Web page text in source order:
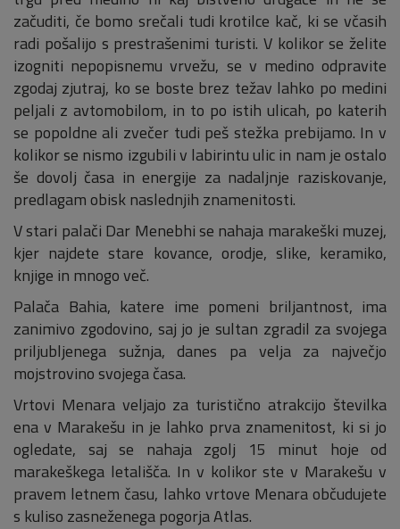
začuditi, če bomo srečali tudi krotilce kač, ki se včasih
radi pošalijo s prestrašenimi turisti. V kolikor se želite
izogniti nepopisnemu vrvežu, se v medino odpravite
zgodaj zjutraj, ko se boste brez težav lahko po medini
peljali z avtomobilom, in to po istih ulicah, po katerih
se popoldne ali zvečer tudi peš stežka prebijamo. In v
kolikor se nismo izgubili v labirintu ulic in nam je ostalo
še dovolj časa in energije za nadaljnje raziskovanje,
predlagam obisk naslednjih znamenitosti.
V stari palači Dar Menebhi se nahaja marakeški muzej,
kjer najdete stare kovance, orodje, slike, keramiko,
knjige in mnogo več.
Palača Bahia, katere ime pomeni briljantnost, ima
zanimivo zgodovino, saj jo je sultan zgradil za svojega
priljubljenega sužnja, danes pa velja za največjo
mojstrovino svojega časa.
Vrtovi Menara veljajo za turistično atrakcijo številka
ena v Marakešu in je lahko prva znamenitost, ki si jo
ogledate, saj se nahaja zgolj 15 minut hoje od
marakeškega letališča. In v kolikor ste v Marakešu v
pravem letnem času, lahko vrtove Menara občudujete
s kuliso zasneženega pogorja Atlas.